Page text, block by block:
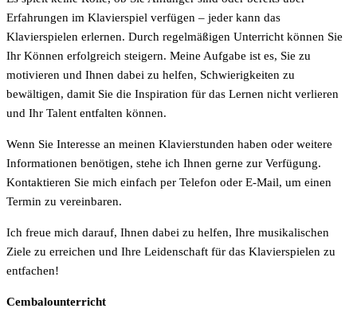
Erfahrungen im Klavierspiel verfügen – jeder kann das
Klavierspielen erlernen. Durch regelmäßigen Unterricht können Sie
Ihr Können erfolgreich steigern. Meine Aufgabe ist es, Sie zu
motivieren und Ihnen dabei zu helfen, Schwierigkeiten zu
bewältigen, damit Sie die Inspiration für das Lernen nicht verlieren
und Ihr Talent entfalten können.
Wenn Sie Interesse an meinen Klavierstunden haben oder weitere
Informationen benötigen, stehe ich Ihnen gerne zur Verfügung.
Kontaktieren Sie mich einfach per Telefon oder E-Mail, um einen
Termin zu vereinbaren.
Ich freue mich darauf, Ihnen dabei zu helfen, Ihre musikalischen
Ziele zu erreichen und Ihre Leidenschaft für das Klavierspielen zu
entfachen!
Cembalounterricht